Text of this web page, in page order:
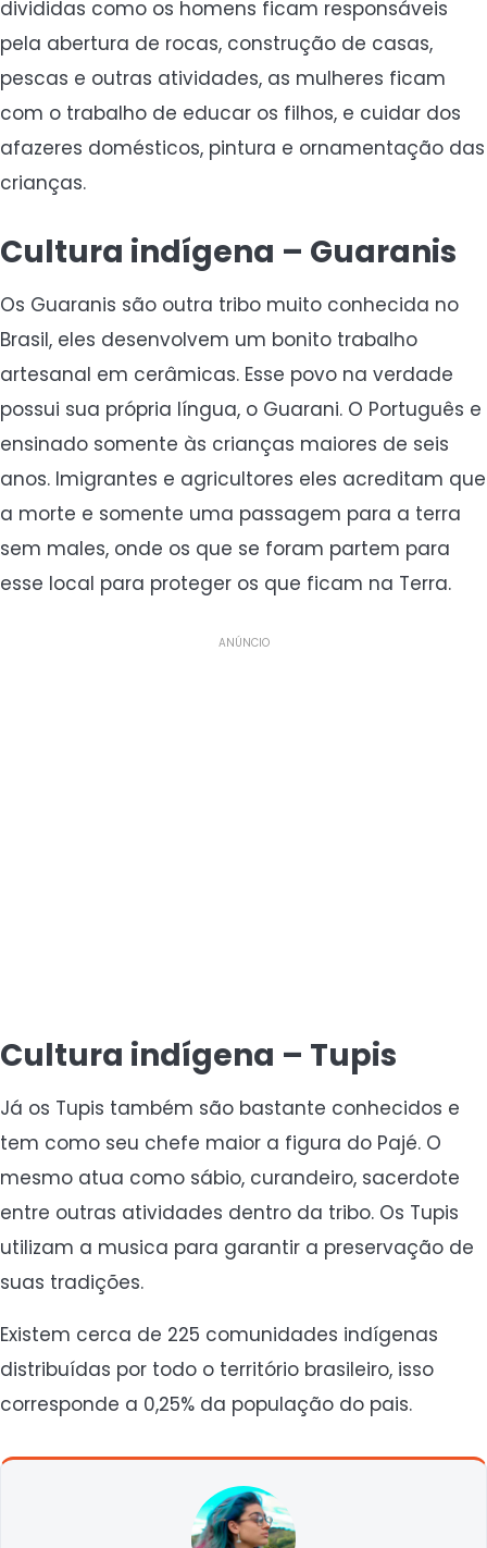
divididas como os homens ficam responsáveis
pela abertura de rocas, construção de casas,
pescas e outras atividades, as mulheres ficam
com o trabalho de educar os filhos, e cuidar dos
afazeres domésticos, pintura e ornamentação das
crianças.
Cultura indígena – Guaranis
Os Guaranis são outra tribo muito conhecida no
Brasil, eles desenvolvem um bonito trabalho
artesanal em cerâmicas. Esse povo na verdade
possui sua própria língua, o Guarani. O Português e
ensinado somente às crianças maiores de seis
anos. Imigrantes e agricultores eles acreditam que
a morte e somente uma passagem para a terra
sem males, onde os que se foram partem para
esse local para proteger os que ficam na Terra.
ANÚNCIO
Cultura indígena – Tupis
Já os Tupis também são bastante conhecidos e
tem como seu chefe maior a figura do Pajé. O
mesmo atua como sábio, curandeiro, sacerdote
entre outras atividades dentro da tribo. Os Tupis
utilizam a musica para garantir a preservação de
suas tradições.
Existem cerca de 225 comunidades indígenas
distribuídas por todo o território brasileiro, isso
corresponde a 0,25% da população do pais.